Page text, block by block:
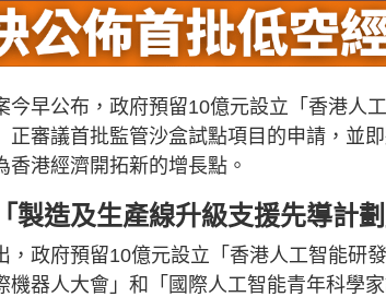
今早公布，政府預留10億元設立「香港人
正審議首批監管沙盒試點項目的申請，並
香港經濟開拓新的增長點。
製造及生產線升級支援先導計劃
，政府預留10億元設立「香港人工智能研
機器人大會」和「國際人工智能青年科學